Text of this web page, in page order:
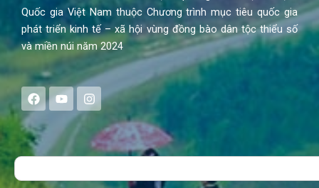
Quốc gia Việt Nam thuộc Chương trình mục tiêu quốc gia
phát triển kinh tế – xã hội vùng đồng bào dân tộc thiểu số
và miền núi năm 2024
F
a
e
b
o
Y
o
t
u
b
I
n
s
a
g
Search